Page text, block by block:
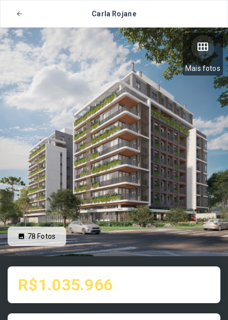
Carla Rojane
Mais fotos
78Fotos
R$1.035.966